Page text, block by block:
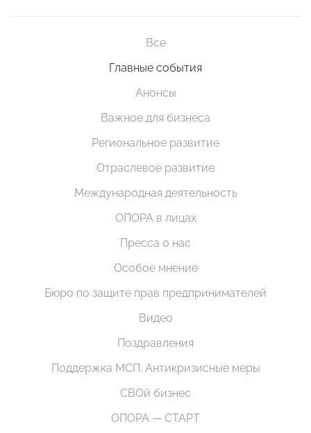
Все
Главные события
Анонсы
Важное для бизнеса
Региональное развитие
Отраслевое развитие
Международная деятельность
ОПОРА в лицах
Пресса о нас
Особое мнение
Бюро по защите прав предпринимателей
Видео
Поздравления
Поддержка МСП. Антикризисные меры
СВОй бизнес
ОПОРА — СТАРТ